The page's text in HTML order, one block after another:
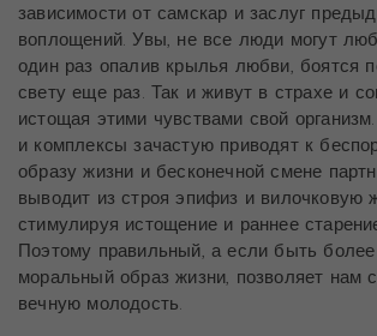
зависимости от самскар и заслуг
воплощений. Увы, не все люди могут
один раз опалив крылья любви, боятся
свету еще раз. Так и живут в страхе и
истощая этими чувствами свой
и комплексы зачастую приводят к
образу жизни и бесконечной смене
выводит из строя эпифиз и вилочковую
стимулируя истощение и раннее
Поэтому правильный, а если быть более
моральный образ жизни, позволяет нам
вечную молодость.